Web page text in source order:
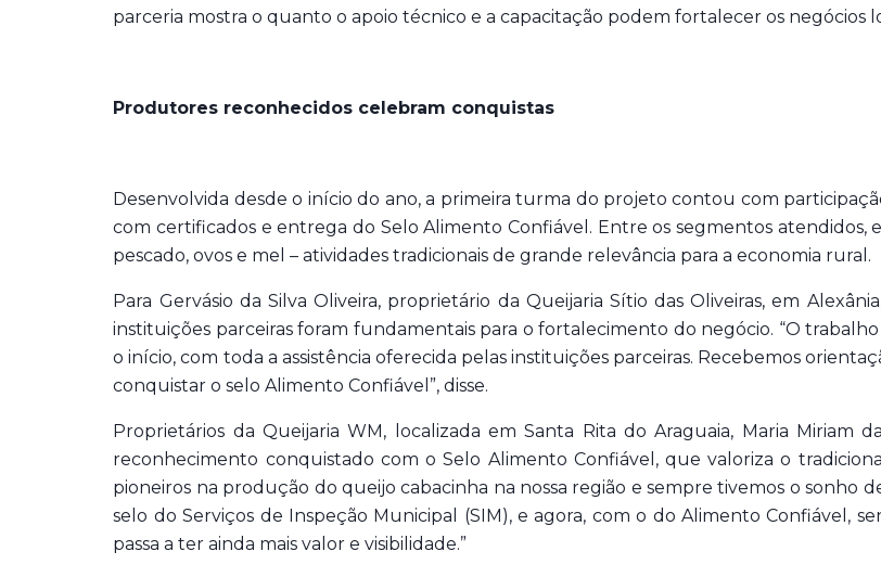
parceria mostra o quanto o apoio técnico e a capacitação podem fortalecer os negócios
Produtores reconhecidos celebram conquistas
Desenvolvida desde o início do ano, a primeira turma do projeto contou com
com certificados e entrega do Selo Alimento Confiável. Entre os segmentos atendidos,
pescado, ovos e mel – atividades tradicionais de grande relevância para a economia rural.
Para Gervásio da Silva Oliveira, proprietário da Queijaria Sítio das Oliveiras, em
instituições parceiras foram fundamentais para o fortalecimento do negócio. “O
o início, com toda a assistência oferecida pelas instituições parceiras. Recebemos
conquistar o selo Alimento Confiável”, disse.
Proprietários da Queijaria WM, localizada em Santa Rita do Araguaia, Maria Miriam
reconhecimento conquistado com o Selo Alimento Confiável, que valoriza o
pioneiros na produção do queijo cabacinha na nossa região e sempre tivemos o sonho
selo do Serviços de Inspeção Municipal (SIM), e agora, com o do Alimento Confiável,
passa a ter ainda mais valor e visibilidade.”